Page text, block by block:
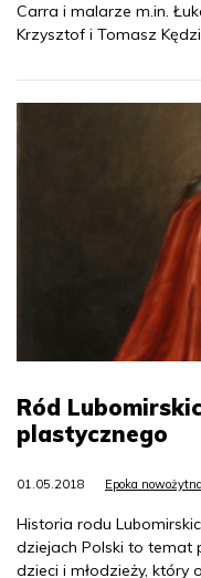
Carra i malarze m.in.
Krzysztof i Tomasz
Ród
plastycznego
01.05.2018 Epoka nowożytna
Historia rodu
dziejach Polski to temat
dzieci i młodzieży, który